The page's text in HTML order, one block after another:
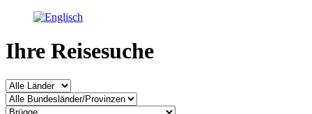
Ihre Reisesuche